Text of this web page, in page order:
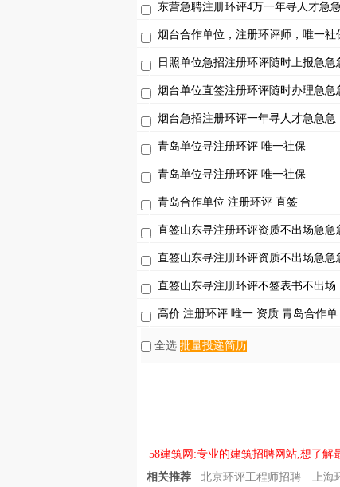
东营急聘注册环评4万一年寻人才急急
烟台合作单位，注册环评师，唯一社
日照单位急招注册环评随时上报急急
烟台单位直签注册环评随时办理急急
烟台急招注册环评一年寻人才急急急
青岛单位寻注册环评 唯一社保
青岛单位寻注册环评 唯一社保
青岛合作单位 注册环评 直签
直签山东寻注册环评资质不出场急急
直签山东寻注册环评资质不出场急急
直签山东寻注册环评不签表书不出场
高价 注册环评 唯一 资质 青岛合作单
全选 批量投递简历
58建筑网:专业的建筑招聘网站,想了解
相关推荐
北京环评工程师招聘 上海